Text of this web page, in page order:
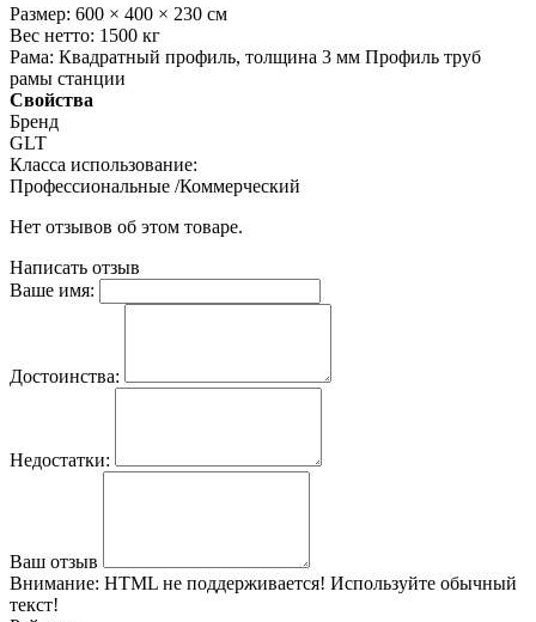
Размер: 600 × 400 × 230 см
Вес нетто: 1500 кг
Рама: Квадратный профиль, толщина 3 мм Профиль труб
рамы станции
Свойства
Бренд
GLT
Класса использование:
Профессиональные /Коммерческий
Нет отзывов об этом товаре.
Написать отзыв
Ваше имя:
Достоинства:
Недостатки:
Ваш отзыв
Внимание: HTML не поддерживается! Используйте обычный
текст!